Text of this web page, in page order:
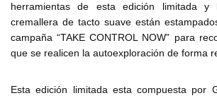
herramientas de esta edición limitada y
cremallera de tacto suave están
campaña “TAKE CONTROL NOW” para
que se realicen la autoexploración de forma
Esta edición limitada esta compuesta por